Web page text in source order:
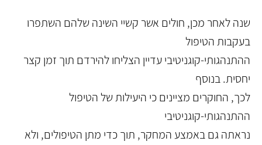
שנה לאחר מכן, חולים אשר קשיי השינה שלהם השתפרו
בעקבות הטיפול
ההתנהגותי-קוגניטיבי עדיין הצליחו להירדם תוך זמן קצר
יחסית. בנוסף
לכך, החוקרים מציינים כי היעילות של הטיפול
ההתנהגותי-קוגניטיבי
נראתה גם באמצע המחקר, תוך כדי מתן הטיפולים, ולא